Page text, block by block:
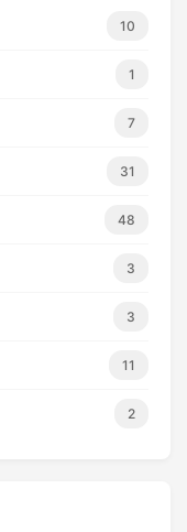
10
1
7
31
48
3
3
11
2